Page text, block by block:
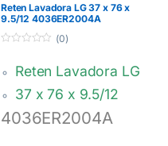
Reten Lavadora LG 37 x 76 x
9.5/12 4036ER2004A
e
(0)
Reten Lavadora LG
37 x 76 x 9.5/12
4036ER2004A